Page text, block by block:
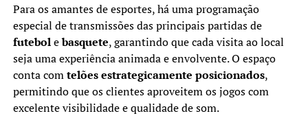
Para os amantes de esportes, há uma programação
especial de transmissões das principais partidas de
futebolebasquete, garantindo que cada visita ao local
seja uma experiência animada e envolvente. O espaço
conta comtelões estrategicamente posicionados,
permitindo que os clientes aproveitem os jogos com
excelente visibilidade e qualidade de som.